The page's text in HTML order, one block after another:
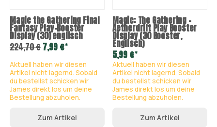
Magic the Gathering Final
Fantasy Play-Booster
Display (30) englisch
224,70 €7,99 €*
Aktuell haben wir diesen
Artikel nicht lagernd. Sobald
du bestellst schicken wir
James direkt los um deine
Bestellung abzuholen.
Zum Artikel
Magic: The Gathering –
Aetherdrift Play Booster
Display (30 Booster,
Englisch)
5,99 €*
Aktuell haben wir diesen
Artikel nicht lagernd. Sobald
du bestellst schicken wir
James direkt los um deine
Bestellung abzuholen.
Zum Artikel